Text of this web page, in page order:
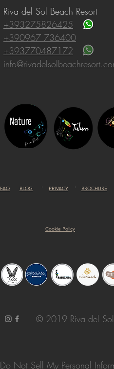
Riva del Sol Beach Resort
+393275826425
+390967 736400
+393770487172
FAQ BLOG PRIVACY BROCHURE
Cookie Policy
© 2019 Riva del Sol
Do Not Sell My Personal